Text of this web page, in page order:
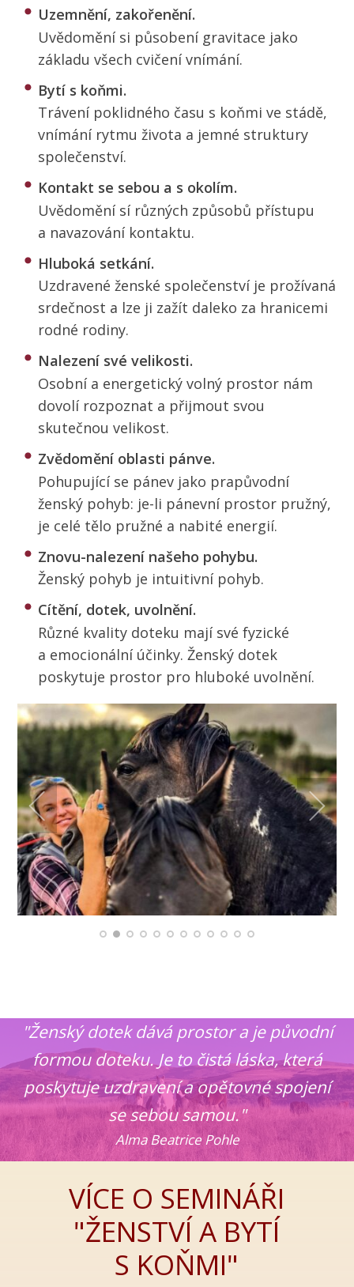
Uzemnění, zakořenění.
Uvědomění si působení gravitace jako
základu všech cvičení vnímání.
Bytí s koňmi.
Trávení poklidného času s koňmi ve stádě,
vnímání rytmu života a jemné struktury
společenství.
Kontakt se sebou a s okolím.
Uvědomění sí různých způsobů přístupu
a navazování kontaktu.
Hluboká setkání.
Uzdravené ženské společenství je prožívaná
srdečnost a lze ji zažít daleko za hranicemi
rodné rodiny.
Nalezení své velikosti.
Osobní a energetický volný prostor nám
dovolí rozpoznat a přijmout svou
skutečnou velikost.
Zvědomění oblasti pánve.
Pohupující se pánev jako prapůvodní
ženský pohyb: je-li pánevní prostor pružný,
je celé tělo pružné a nabité energií.
Znovu-nalezení našeho pohybu.
Ženský pohyb je intuitivní pohyb.
Cítění, dotek, uvolnění.
Různé kvality doteku mají své fyzické
a emocionální účinky. Ženský dotek
poskytuje prostor pro hluboké uvolnění.
"Ženský dotek dává prostor a je původní
formou doteku. Je to čistá láska, která
poskytuje uzdravení a opětovné spojení
se sebou samou."
Alma Beatrice Pohle
VÍCE O SEMINÁŘI
"ŽENSTVÍ A BYTÍ
S KOŇMI"